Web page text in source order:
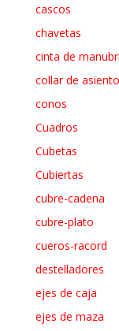
cascos
chavetas
cinta de
collar de
conos
Cuadros
Cubetas
Cubiertas
cubre-cadena
cubre-plato
cueros-racord
destelladores
ejes de caja
ejes de maza